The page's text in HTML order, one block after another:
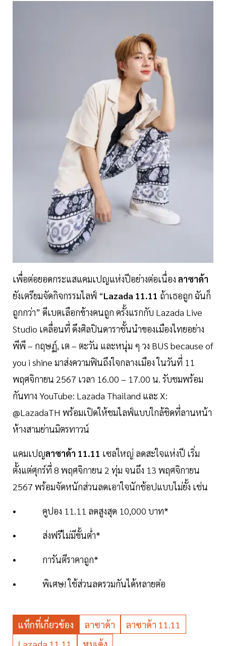
เพื่อต่อยอดกระแสแคมเปญแห่งปีอย่างต่อเนื่อง ลาซาด้า
ยังเตรียมจัดกิจกรรมไลฟ์ “Lazada 11.11 ถ้าเธอถูก ฉันก็
ถูกกว่า” ดีเบตเลือกข้างคนถูก ครั้งแรกกับ Lazada Live
Studio เคลื่อนที่ ดึงศิลปินดาราชั้นนำของเมืองไทยอย่าง
พีพี – กฤษฏ์, เต – ตะวัน และหนุ่ม ๆ วง BUS because of
you i shine มาส่งความฟินถึงใจกลางเมือง ในวันที่ 11
พฤศจิกายน 2567 เวลา 16.00 – 17.00 น. รับชมพร้อม
กันทาง YouTube: Lazada Thailand และ X:
@LazadaTH พร้อมเปิดให้ชมไลฟ์แบบใกล้ชิดที่ลานหน้า
ห้างสามย่านมิตรทาวน์
แคมเปญลาซาด้า 11.11 เซลใหญ่ ลดสะใจแห่งปี เริ่ม
ตั้งแต่ศุกร์ที่ 8 พฤศจิกายน 2 ทุ่ม จนถึง 13 พฤศจิกายน
2567 พร้อมจัดหนักส่วนลดเอาใจนักช้อปแบบไม่ยั้ง เช่น
• คูปอง 11.11 ลดสูงสุด 10,000 บาท*
• ส่งฟรีไม่มีขั้นต่ำ*
• การันตีราคาถูก*
• พิเศษ! ใช้ส่วนลดรวมกันได้หลายต่อ
แท็กที่เกี่ยวข้อง ลาซาด้า
ลาซาด้า 11.11